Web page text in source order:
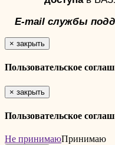
E-mail службы
× закрыть
Пользовательское
× закрыть
Пользовательское
Не принимаюПринимаю